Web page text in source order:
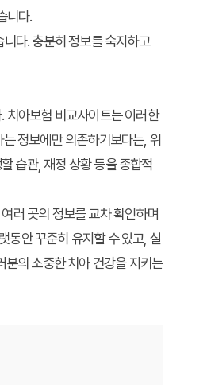
니다.
다. 충분히 정보를 숙지하고
치아보험 비교사이트는 이러한
정보에만 의존하기보다는, 위
습관, 재정 상황 등을 종합적
러 곳의 정보를 교차 확인하며
동안 꾸준히 유지할 수 있고, 실
분의 소중한 치아 건강을 지키는